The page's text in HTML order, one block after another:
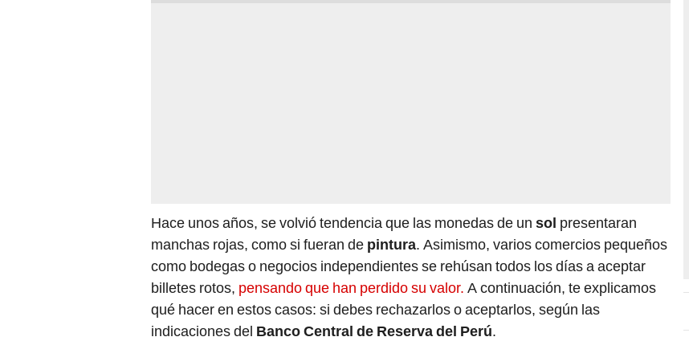
Hace unos años, se volvió tendencia que las monedas de un sol presentaran
manchas rojas, como si fueran de pintura. Asimismo, varios comercios pequeños
como bodegas o negocios independientes se rehúsan todos los días a aceptar
billetes rotos, pensando que han perdido su valor. A continuación, te explicamos
qué hacer en estos casos: si debes rechazarlos o aceptarlos, según las
indicaciones del Banco Central de Reserva del Perú.